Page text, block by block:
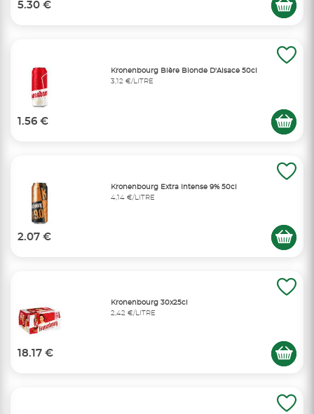
5.30 €
Kronenbourg Bière Blonde D'Alsace 50cl
3,12 €/LITRE
1.56 €
Kronenbourg Extra Intense 9% 50cl
4,14 €/LITRE
2.07 €
Kronenbourg 30x25cl
2,42 €/LITRE
18.17 €